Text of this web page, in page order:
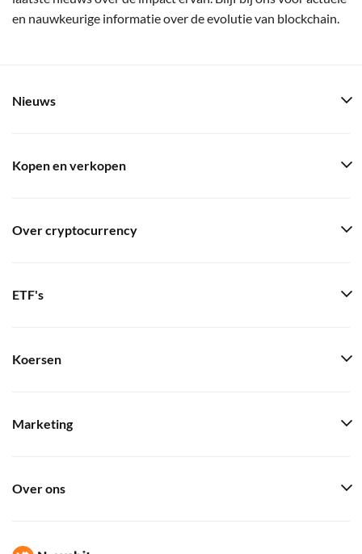
en nauwkeurige informatie over de evolutie van blockchain.
Nieuws
Kopen en verkopen
Over cryptocurrency
ETF's
Koersen
Marketing
Over ons